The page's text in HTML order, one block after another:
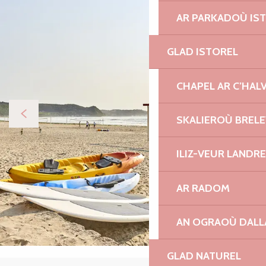
AR PARKADOÙ
GLAD ISTOREL
CHAPEL AR
SKALIEROÙ
ILIZ-VEUR
AR RADOM
AN OGRAOÙ
GLAD NATUREL